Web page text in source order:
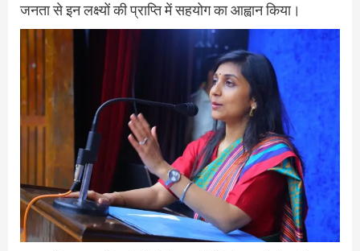
जनता से इन लक्ष्यों की प्राप्ति में सहयोग का आह्वान किया।